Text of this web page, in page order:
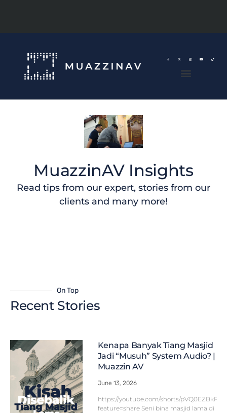
MuazzinAV Insights
Read tips from our expert, stories from our
clients and many more!
On Top
Recent Stories
Kenapa Banyak Tiang Masjid
Jadi “Musuh” System Audio? |
Muazzin AV
June 13, 2026
https://youtube.com/shorts/
feature=share Seni bina masjid lama di